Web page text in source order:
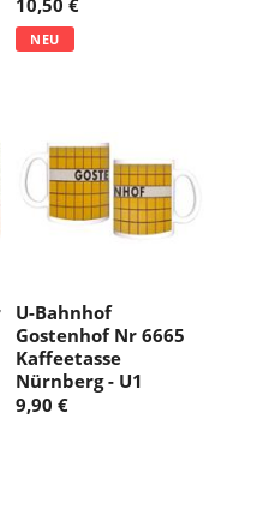
10,50 €
NEU
U-Bahnhof
Gostenhof Nr 6665
Kaffeetasse
Nürnberg - U1
9,90 €